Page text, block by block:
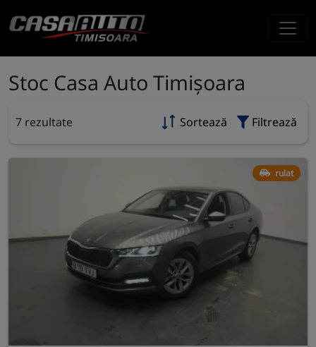
Stoc Casa Auto Timișoara
7 rezultate Sortează Filtrează
rulat